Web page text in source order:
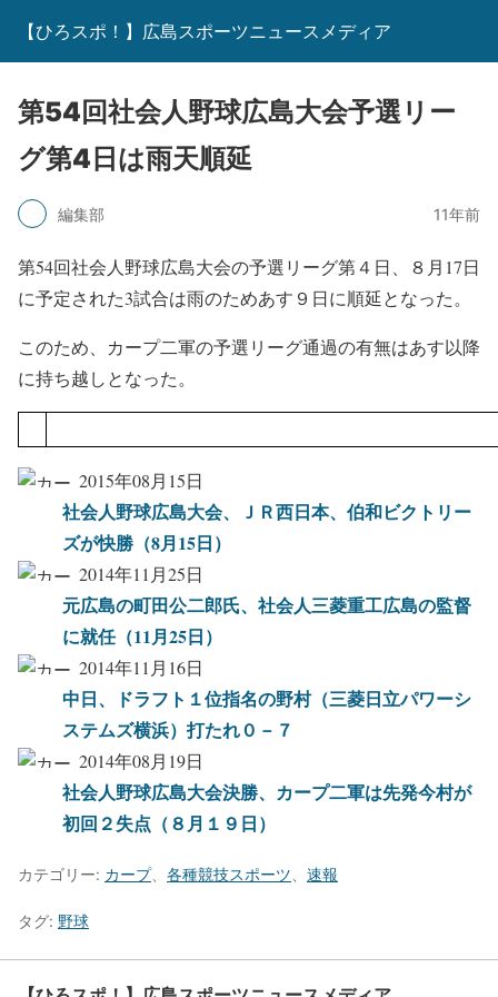
【ひろスポ！】広島スポーツニュースメディア
第54回社会人野球広島大会予選リー
グ第4日は雨天順延
編集部 11年前
第54回社会人野球広島大会の予選リーグ第４日、８月17日
に予定された3試合は雨のためあす９日に順延となった。
このため、カープ二軍の予選リーグ通過の有無はあす以降
に持ち越しとなった。
2015年08月15日
社会人野球広島大会、ＪＲ西日本、伯和ビクトリー
ズが快勝（8月15日）
2014年11月25日
元広島の町田公二郎氏、社会人三菱重工広島の監督
に就任（11月25日）
2014年11月16日
中日、ドラフト１位指名の野村（三菱日立パワーシ
ステムズ横浜）打たれ０－７
2014年08月19日
社会人野球広島大会決勝、カープ二軍は先発今村が
初回２失点（８月１９日）
カテゴリー: カープ、 各種競技スポーツ 速報
タグ: 野球